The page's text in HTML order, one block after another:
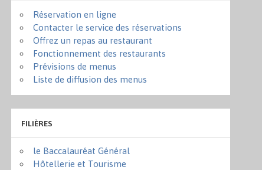
Réservation en ligne
Contacter le service des réservations
Offrez un repas au restaurant
Fonctionnement des restaurants
Prévisions de menus
Liste de diffusion des menus
FILIÈRES
le Baccalauréat Général
Hôtellerie et Tourisme